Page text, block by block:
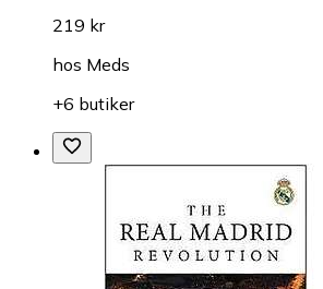
219 kr
hos Meds
+6 butiker